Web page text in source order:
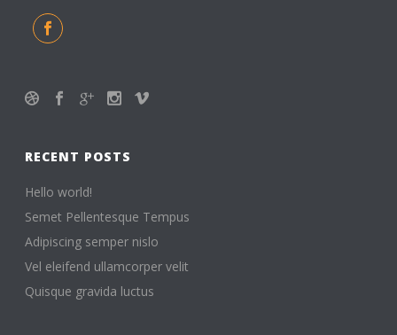
RECENT POSTS
Hello world!
Semet Pellentesque Tempus
Adipiscing semper nislo
Vel eleifend ullamcorper velit
Quisque gravida luctus